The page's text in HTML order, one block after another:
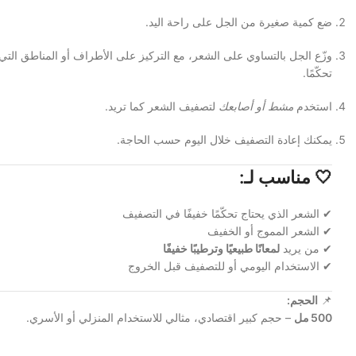
ضع كمية صغيرة من الجل على راحة اليد.
وزّع الجل بالتساوي على الشعر، مع التركيز على الأطراف أو المناطق
تحكّمًا.
استخدم مشط أو أصابعك لتصفيف الشعر كما تريد.
يمكنك إعادة التصفيف خلال اليوم حسب الحاجة.
🤍 مناسب لـ:
✔ الشعر الذي يحتاج تحكّمًا خفيفًا في التصفيف
✔ الشعر المموج أو الخفيف
✔ من يريد لمعانًا طبيعيًا وترطيبًا خفيفًا
✔ الاستخدام اليومي أو للتصفيف قبل الخروج
📌 الحجم:
500 مل
– حجم كبير اقتصادي، مثالي للاستخدام المنزلي أو الأسري.